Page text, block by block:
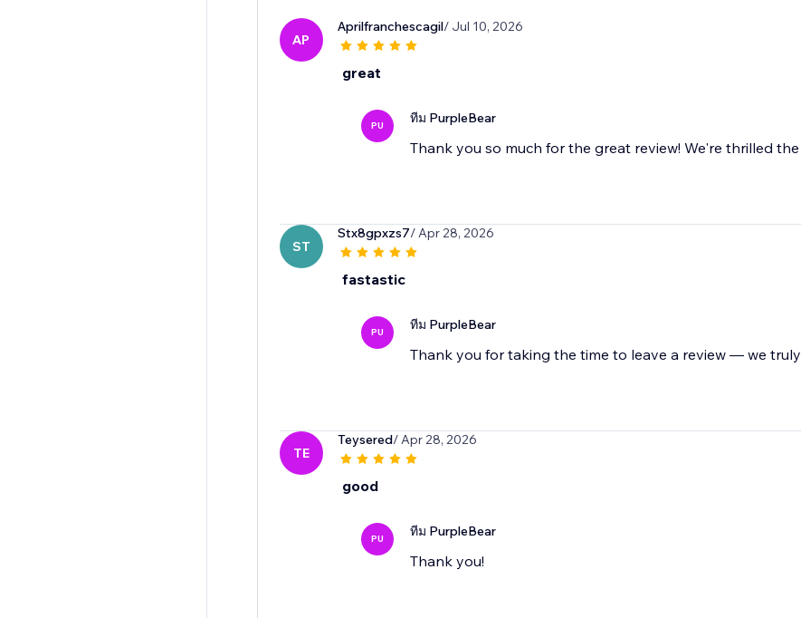
AP
Aprilfranchescagil/ Jul 10, 2026
great
PU ทีม PurpleBear
Thank you so much for the great review! We're thrilled
ST
Stx8gpxzs7/ Apr 28, 2026
fastastic
PU ทีม PurpleBear
Thank you for taking the time to leave a review — we
TE
Teysered/ Apr 28, 2026
good
PU ทีม PurpleBear
Thank you!